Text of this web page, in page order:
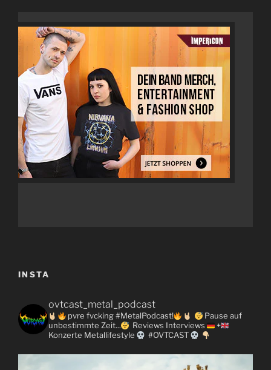
INSTA
ovtcast_metal_podcast
pvre fvcking #MetalPodcast!
Pause auf
unbestimmte Zeit...
Reviews Interviews
+
Konzerte Metallifestyle #OVTCAST